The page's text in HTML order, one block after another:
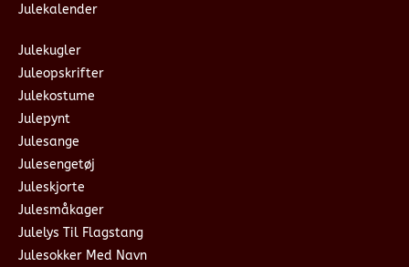
Julekalender
Julekugler
Juleopskrifter
Julekostume
Julepynt
Julesange
Julesengetøj
Juleskjorte
Julesmåkager
Julelys Til Flagstang
Julesokker Med Navn